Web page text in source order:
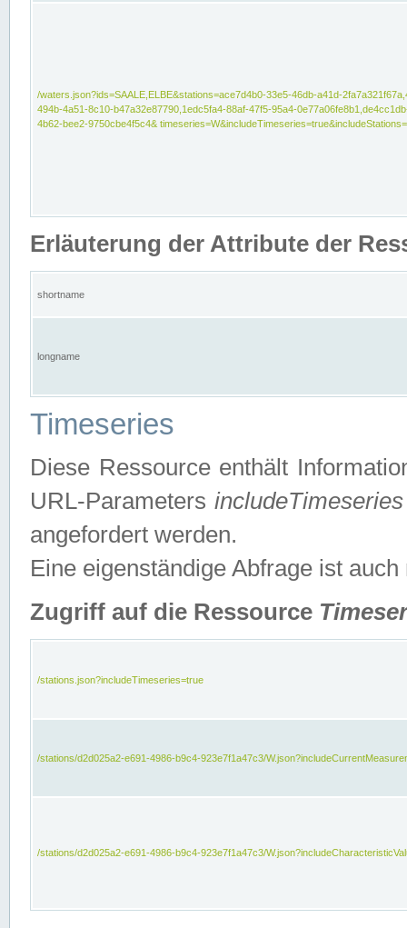
/waters.json?ids=SAALE,ELBE&stations=ace7d4b0-33e5-46db-a41d-
494b-4a51-8c10-b47a32e87790,1edc5fa4-88af-47f5-95a4-
4b62-bee2-9750cbe4f5c4&
Erläuterung der Attribute der
shortname
longname
Timeseries
Diese Ressource enthält
URL-ParametersincludeTimeseries
angefordert werden.
Eine eigenständige Abfrage ist auch
Zugriff auf die Ressource
/stations.json?includeTimeseries=true
/stations/d2d025a2-e691-4986-b9c4-923e7f1a47c3/
/stations/d2d025a2-e691-4986-b9c4-923e7f1a47c3/